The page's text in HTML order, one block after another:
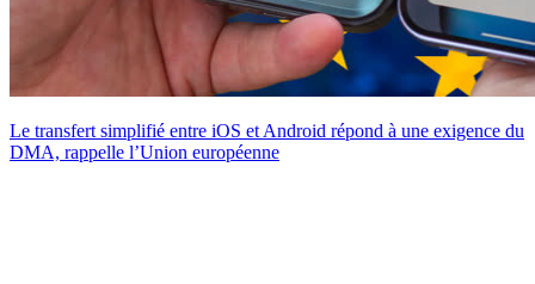
Le transfert simplifié entre iOS et Android répond à une exigence du
DMA, rappelle l’Union européenne